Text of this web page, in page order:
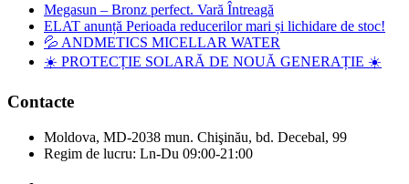
Megasun – Bronz perfect. Vară Întreagă
ELAT anunță Perioada reducerilor mari și lichidare de stoc!
💦 ANDMETICS MICELLAR WATER
☀️ PROTECȚIE SOLARĂ DE NOUĂ GENERAȚIE ☀️
Contacte
Moldova, MD-2038 mun. Chişinău, bd. Decebal, 99
Regim de lucru: Ln-Du 09:00-21:00